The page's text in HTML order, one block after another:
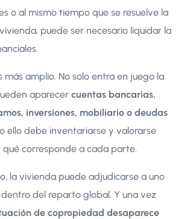
o al mismo tiempo que se resuelve la
puede ser necesario liquidar la
más amplio. No solo entra en juego la
aparecercuentas bancarias,
inversiones, mobiliario o deudas
ello debe inventariarse y valorarse
corresponde a cada parte.
la vivienda puede adjudicarse a uno
del reparto global. Y una vez
de copropiedad desaparece